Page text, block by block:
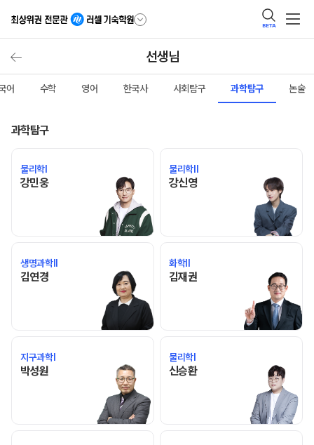
BETA
선생님
어 수학 영어 한국사 사회탐구 과학탐구 논술
과학탐구
물리학I
강민웅강민웅 선생님 홈 바로가기
물리학II
강신영강신영 선생님 홈 바로가기
생명과학II
김연경김연경 선생님 홈 바로가기
화학II
김재권김재권 선생님 홈 바로가기
지구과학I
박성원박성원 선생님 홈 바로가기
물리학I
신승환신승환 선생님 홈 바로가기